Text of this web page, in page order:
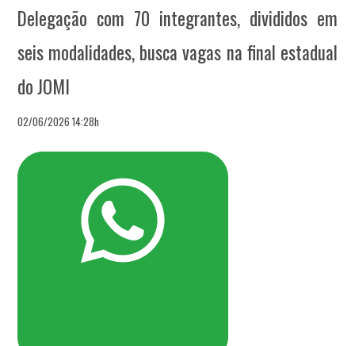
Delegação com 70 integrantes, divididos em
seis modalidades, busca vagas na final estadual
do JOMI
02/06/2026 14:28h